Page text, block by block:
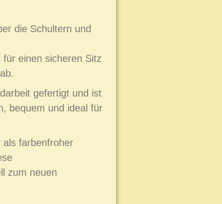
die Schultern und
einen sicheren Sitz
gefertigt und ist
bequem und ideal für
als farbenfroher
zum neuen